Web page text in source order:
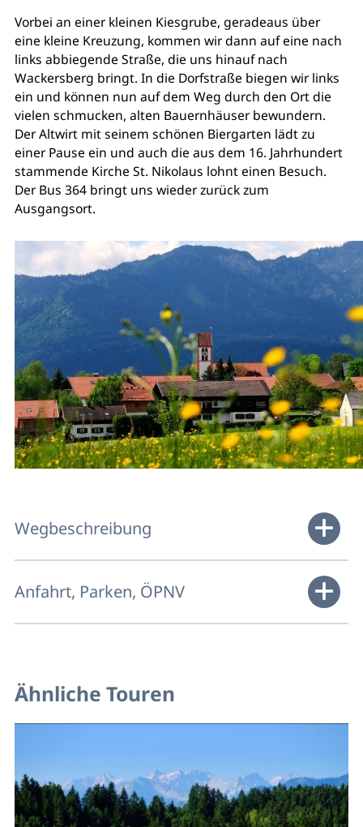
Vorbei an einer kleinen Kiesgrube, geradeaus über
eine kleine Kreuzung, kommen wir dann auf eine nach
links abbiegende Straße, die uns hinauf nach
Wackersberg bringt. In die Dorfstraße biegen wir links
ein und können nun auf dem Weg durch den Ort die
vielen schmucken, alten Bauernhäuser bewundern.
Der Altwirt mit seinem schönen Biergarten lädt zu
einer Pause ein und auch die aus dem 16. Jahrhundert
stammende Kirche St. Nikolaus lohnt einen Besuch.
Der Bus 364 bringt uns wieder zurück zum
Ausgangsort.
Wegbeschreibung
Anfahrt, Parken, ÖPNV
Ähnliche Touren